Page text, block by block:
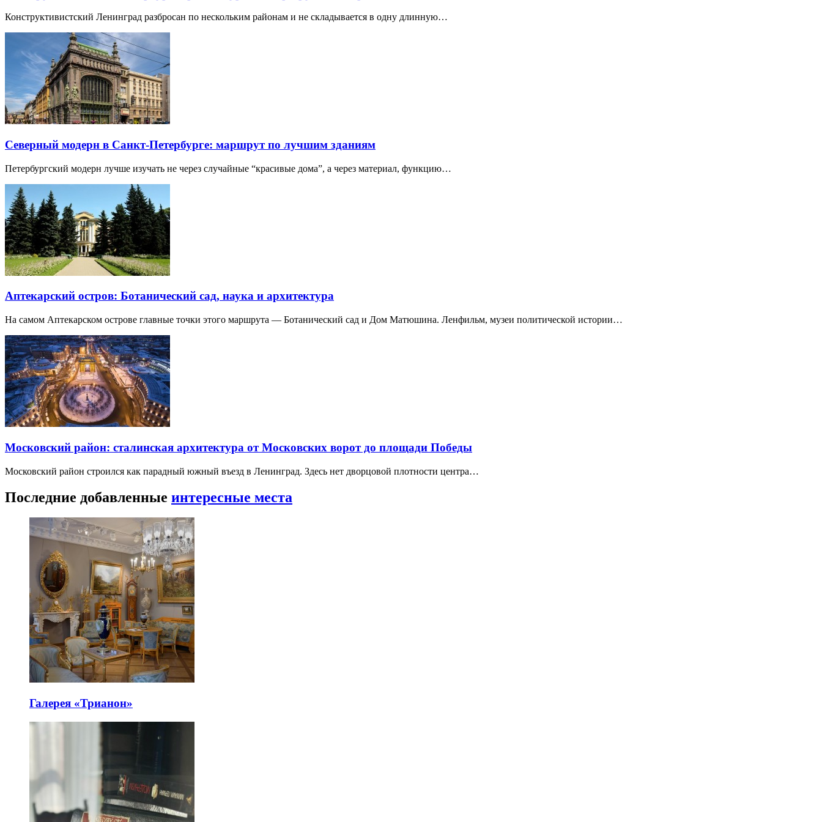
Конструктивистский Ленинград разбросан по нескольким районам и не складывается в одну длинную…
Северный модерн в Санкт-Петербурге: маршрут по лучшим зданиям
Петербургский модерн лучше изучать не через случайные “красивые дома”, а через материал, функцию…
Аптекарский остров: Ботанический сад, наука и архитектура
На самом Аптекарском острове главные точки этого маршрута — Ботанический сад и Дом Матюшина. Ленфильм, музеи политической истории…
Московский район: сталинская архитектура от Московских ворот до площади Победы
Московский район строился как парадный южный въезд в Ленинград. Здесь нет дворцовой плотности центра…
Последние добавленные интересные места
Галерея «Трианон»